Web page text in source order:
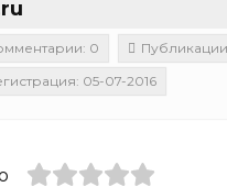
0
05-07-2016